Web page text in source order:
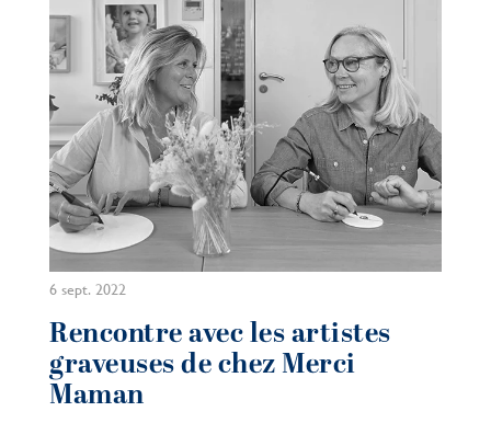
6 sept. 2022
Rencontre avec les artistes
graveuses de chez Merci
Maman